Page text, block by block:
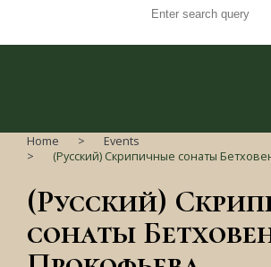
Home
Events
(Русский) Скрипичные сонаты
(Русский)
сонаты